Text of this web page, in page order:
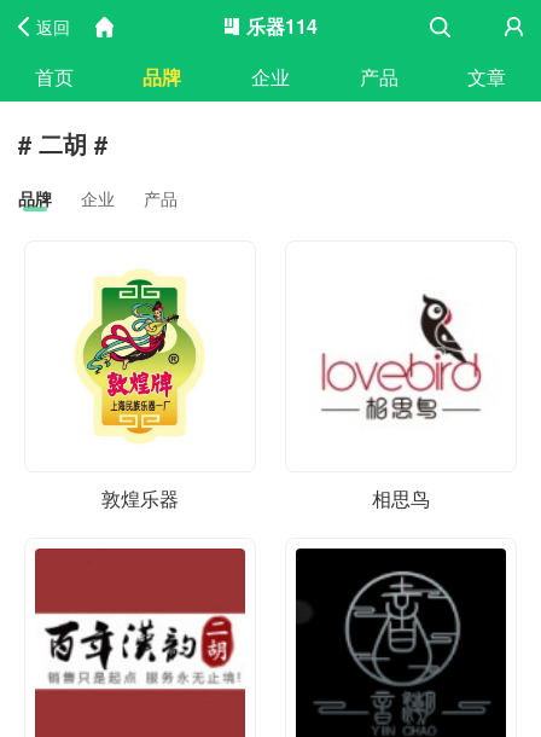
返回
乐器114
首页
品牌 企业 产品 文章
# 二胡 #
品牌 企业 产品
敦煌乐器 相思鸟